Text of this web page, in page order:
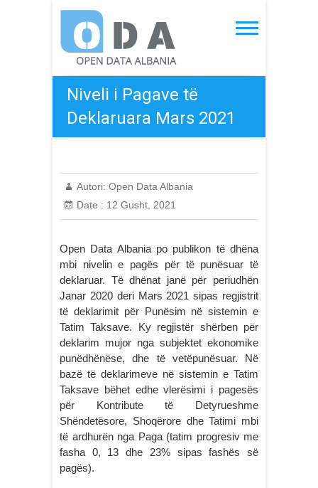
content
Open Data Albania
Niveli i Pagave të
Deklaruara Mars 2021
Autori: Open Data Albania
Date : 12 Gusht, 2021
Open Data Albania po publikon të dhëna
mbi nivelin e pagës për të punësuar të
deklaruar. Të dhënat janë për periudhën
Janar 2020 deri Mars 2021 sipas regjistrit
të deklarimit për Punësim në sistemin e
Tatim Taksave. Ky regjistër shërben për
deklarim mujor nga subjektet ekonomike
punëdhënëse, dhe të vetëpunësuar. Në
bazë të deklarimeve në sistemin e Tatim
Taksave bëhet edhe vlerësimi i pagesës
për Kontribute të Detyrueshme
Shëndetësore, Shoqërore dhe Tatimi mbi
të ardhurën nga Paga (tatim progresiv me
fasha 0, 13 dhe 23% sipas fashës së
pagës).